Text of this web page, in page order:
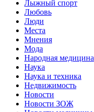
Лыжный спорт
Любовь
Люди
Места
Мнения
Мода
Народная медицина
Наука
Наука и техника
Недвижимость
Новости
Новости ЗОЖ